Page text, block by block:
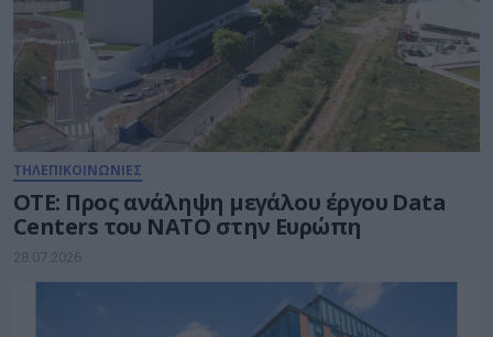
ΤΗΛΕΠΙΚΟΙΝΩΝΙΕΣ
ΟΤΕ: Προς ανάληψη μεγάλου έργου Data
Centers του ΝΑΤΟ στην Ευρώπη
28.07.2026